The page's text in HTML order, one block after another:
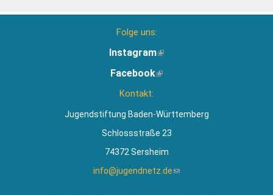
Folge uns:
Instagram(Link
extern)
Facebook(Link
Kontakt:
Jugendstiftung Baden-Württemberg
Schlossstraße 23
74372 Sersheim
info@jugendnetz.de(Link